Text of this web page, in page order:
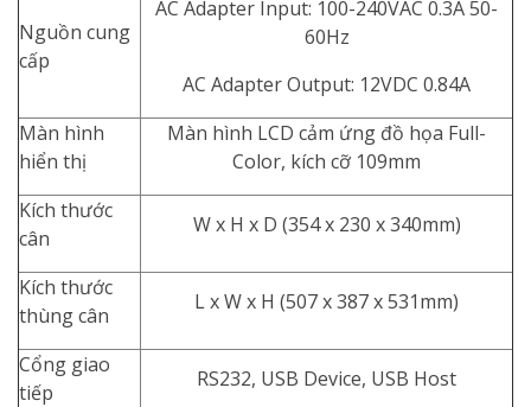
Nguồn cung
cấp
AC Adapter Input: 100-240VAC 0.3A 50-
60Hz
AC Adapter Output: 12VDC 0.84A
Màn hình
hiển thị
Màn hình LCD cảm ứng đồ họa Full-
Color, kích cỡ 109mm
Kích thước
cân
W x H x D (354 x 230 x 340mm)
Kích thước
thùng cân
L x W x H (507 x 387 x 531mm)
Cổng giao
tiếp
RS232, USB Device, USB Host